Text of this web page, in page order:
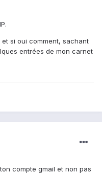
si oui comment, sachant
entrées de mon carnet
compte gmail et non pas